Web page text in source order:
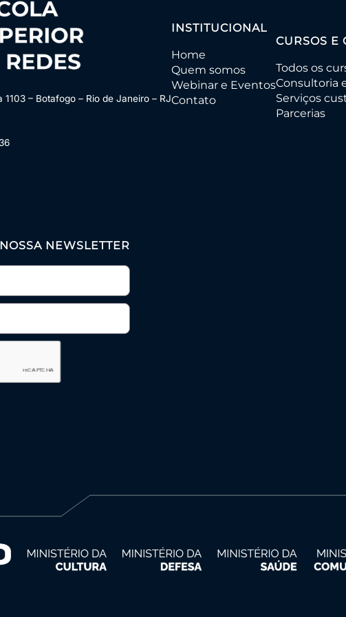
1103 – Botafogo – Rio de Janeiro – RJ
INSTITUCIONAL
Home
Quem somos
Webinar e Eventos
Contato
CURSOS E
Todos os
Consultoria
Serviços
Parcerias
NEWSLETTER